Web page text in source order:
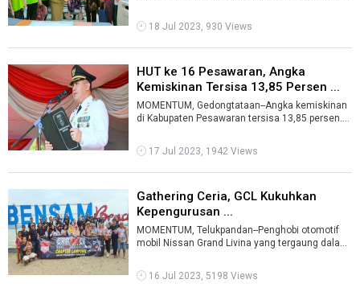
18 Jul 2023, 930 Views
HUT ke 16 Pesawaran, Angka
Kemiskinan Tersisa 13,85 Persen ...
MOMENTUM, Gedongtataan--Angka kemiskinan
di Kabupaten Pesawaran tersisa 13,85 persen.
17 Jul 2023, 1942 Views
Gathering Ceria, GCL Kukuhkan
Kepengurusan ...
MOMENTUM, Telukpandan--Penghobi otomotif
mobil Nissan Grand Livina yang tergaung dalam
16 Jul 2023, 5198 Views